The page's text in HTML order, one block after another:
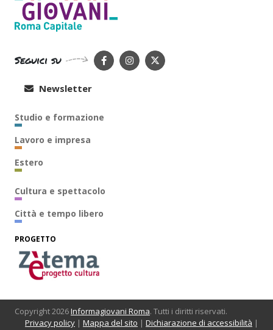
Seguici su
Newsletter
Studio e formazione
Lavoro e impresa
Estero
Cultura e spettacolo
Città e tempo libero
PROGETTO
Copyright 2026Informagiovani Roma. Tutti i diritti riservati.
Privacy policy |Mappa del sito |Dichiarazione di accessibilità |